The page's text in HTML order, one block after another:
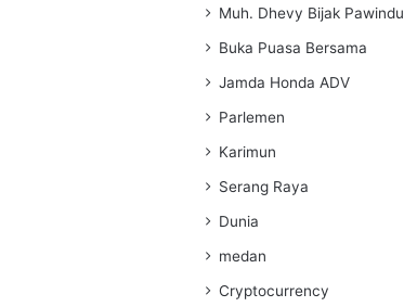
Muh. Dhevy Bijak Pawindu
Buka Puasa Bersama
Jamda Honda ADV
Parlemen
Karimun
Serang Raya
Dunia
medan
Cryptocurrency